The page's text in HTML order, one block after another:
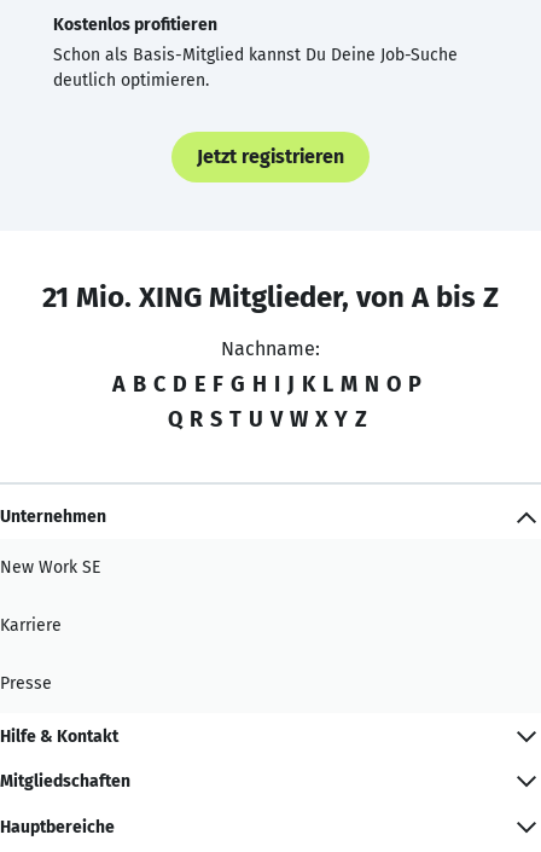
Kostenlos profitieren
Schon als Basis-Mitglied kannst Du Deine Job-Suche
deutlich optimieren.
Jetzt registrieren
21 Mio. XING Mitglieder, von A bis Z
Nachname:
A B C D E F G H I J K L M N O P
Q R S T U V W X Y Z
Unternehmen
New Work SE
Karriere
Presse
Hilfe & Kontakt
Mitgliedschaften
Hauptbereiche